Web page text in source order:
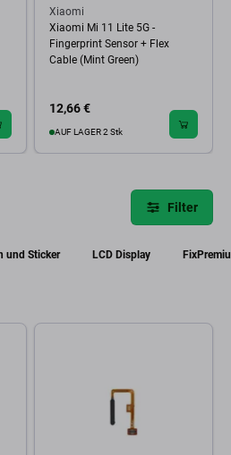
Xiaomi
Xiaomi Mi 11 Lite 5G -
Fingerprint Sensor + Flex
Cable (Mint Green)
12,66 €
AUF LAGER 2 Stk
Filter
und Sticker LCD Display